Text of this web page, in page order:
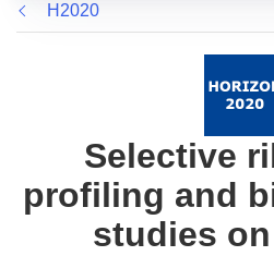
nowym
oknie)
H2020
Selective
profiling and
studies